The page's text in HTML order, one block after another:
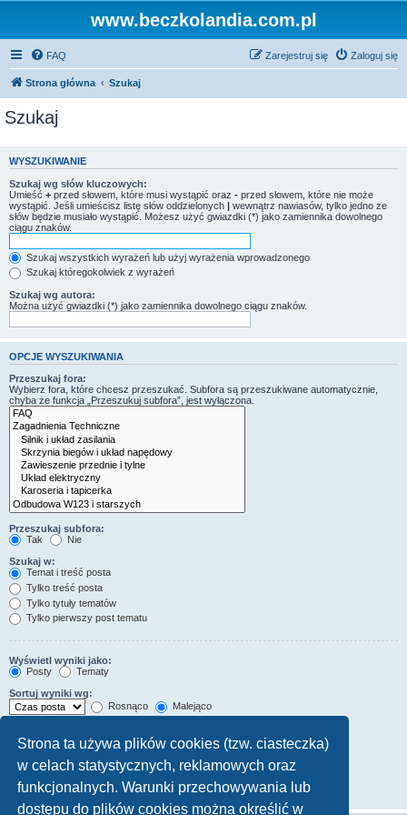
Strona ta używa plików cookies (tzw. ciasteczka)
w celach statystycznych, reklamowych oraz
funkcjonalnych. Warunki przechowywania lub
dostępu do plików cookies można określić w
www.beczkolandia.com.pl
FAQ Zaloguj się
Zarejestruj się
Strona główna Szukaj
Szukaj
WYSZUKIWANIE
Szukaj wg słów kluczowych:
Umieść + przed słowem, które musi wystąpić oraz - przed słowem, które nie może
wystąpić. Jeśli umieścisz listę słów oddzielonych | wewnątrz nawiasów, tylko jedno ze
słów będzie musiało wystąpić. Możesz użyć gwiazdki (*) jako zamiennika dowolnego
ciągu znaków.
Szukaj wszystkich wyrażeń lub użyj wyrażenia wprowadzonego
Szukaj któregokolwiek z wyrażeń
Szukaj wg autora:
Można użyć gwiazdki (*) jako zamiennika dowolnego ciągu znaków.
OPCJE WYSZUKIWANIA
Przeszukaj fora:
Wybierz fora, które chcesz przeszukać. Subfora są przeszukiwane automatycznie,
chyba że funkcja „Przeszukuj subfora”, jest wyłączona.
Przeszukaj subfora:
Tak
Nie
Szukaj w:
Temat i treść posta
Tylko treść posta
Tylko tytuły tematów
Tylko pierwszy post tematu
Wyświetl wyniki jako:
Posty
Tematy
Sortuj wyniki wg:
Rosnąco
Malejąco
Wyświetl pierwsze:
znaków w poście